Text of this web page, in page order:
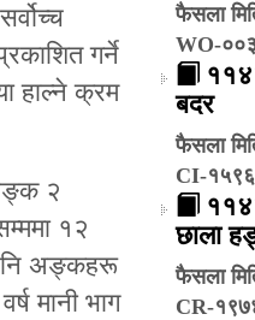
गर्ने
हाल्ने क्रम
२
१२
अङ्कहरू
मानी भाग
फैसला
WO-
बदर
फैसला
CI-१५९६
छाला
फैसला
CR-